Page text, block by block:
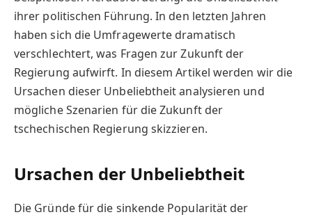
ihrer politischen Führung. In den letzten Jahren
haben sich die Umfragewerte dramatisch
verschlechtert, was Fragen zur Zukunft der
Regierung aufwirft. In diesem Artikel werden wir die
Ursachen dieser Unbeliebtheit analysieren und
mögliche Szenarien für die Zukunft der
tschechischen Regierung skizzieren.
Ursachen der Unbeliebtheit
Die Gründe für die sinkende Popularität der